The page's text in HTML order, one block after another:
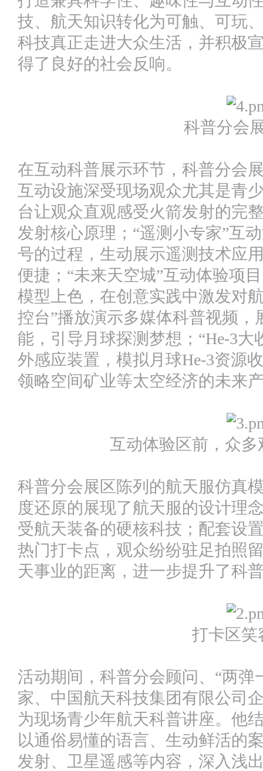
技、航天知识转化为可触、可玩
科技真正走进大众生活，并积极
得了良好的社会反响。
科普分会
在互动科普展示环节，科普分会
互动设施深受现场观众尤其是青
台让观众直观感受火箭发射的完
发射核心原理；“遥测小专家”互
号的过程，生动展示遥测技术应
便捷；“未来天空城”互动体验项
模型上色，在创意实践中激发对
控台”播放演示多媒体科普视频
能，引导月球探测梦想；“He-3
外感应装置，模拟月球He-3资源
领略空间矿业等太空经济的未来
互动体验区前，众
科普分会展区陈列的航天服仿真
度还原的展现了航天服的设计理
受航天装备的硬核科技；配套设
热门打卡点，观众纷纷驻足拍照
天事业的距离，进一步提升了科
打卡区笑
活动期间，科普分会顾问、“两
家、中国航天科技集团有限公司
为现场青少年航天科普讲座。他
以通俗易懂的语言、生动鲜活的
发射、卫星遥感等内容，深入浅